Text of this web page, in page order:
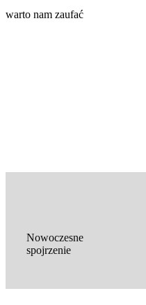
warto nam zaufać
Nowoczesne
spojrzenie